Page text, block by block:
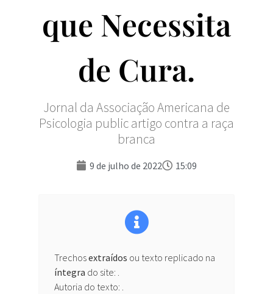
que Necessita
de Cura.
Jornal da Associação Americana de
Psicologia public artigo contra a raça
branca
9 de julho de 2022 15:09
Trechosextraídos ou texto replicado na
íntegra do site:
Autoria do texto: .